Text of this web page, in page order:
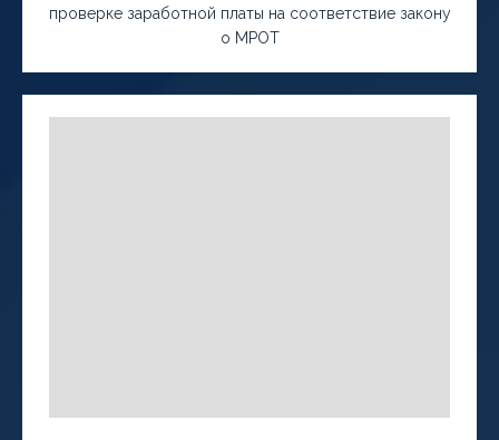
проверке заработной платы на соответствие закону
о МРОТ